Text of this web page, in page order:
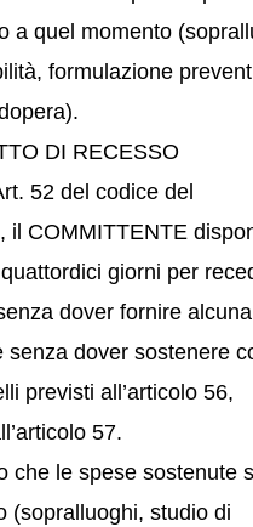
a quel momento
formulazione
DI RECESSO
52 del codice del
il COMMITTENTE
giorni per
dover fornire alcuna
senza dover sostenere
previsti all’articolo 56,
57.
che le spese sostenute
(sopralluoghi, studio di